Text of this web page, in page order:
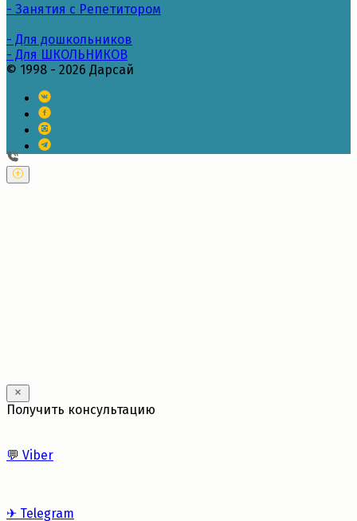
- Занятия с Репетитором
- Для дошкольников
- Для ШКОЛЬНИКОВ
© 1998 - 2026 Дарсай
Получить консультацию
💬 Viber
✈ Telegram